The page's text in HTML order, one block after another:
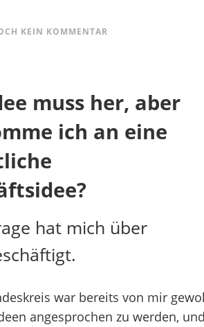
KEIN KOMMENTAR
muss her, aber
ich an eine
hat mich über
war bereits von mir
angesprochen zu werden,